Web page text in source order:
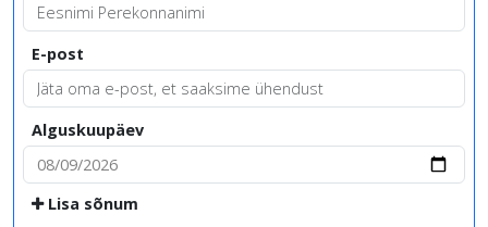
E-post
Alguskuupäev
Lisa sõnum